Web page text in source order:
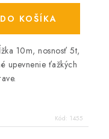
DO KOŠÍKA
10m, nosnosť 5t,
upevnenie ťažkých
Kód: 1455